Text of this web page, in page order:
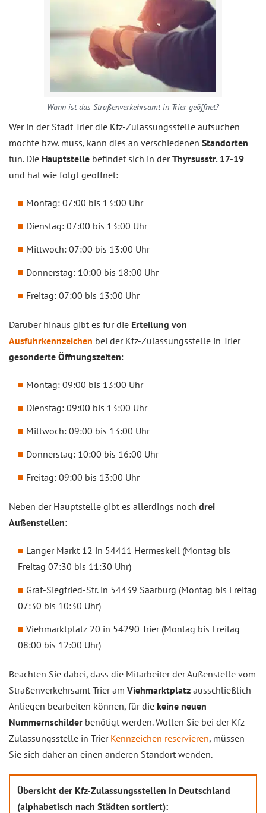
Wann ist das Straßenverkehrsamt in Trier geöffnet?
Wer in der Stadt Trier die Kfz-Zulassungsstelle aufsuchen
möchte bzw. muss, kann dies an verschiedenen Standorten
tun. Die Hauptstelle befindet sich in derThyrsusstr. 17-19
und hat wie folgt geöffnet:
Montag: 07:00 bis 13:00 Uhr
Dienstag: 07:00 bis 13:00 Uhr
Mittwoch: 07:00 bis 13:00 Uhr
Donnerstag: 10:00 bis 18:00 Uhr
Freitag: 07:00 bis 13:00 Uhr
Darüber hinaus gibt es für die Erteilung von
Ausfuhrkennzeichen bei der Kfz-Zulassungsstelle in Trier
gesonderte Öffnungszeiten:
Montag: 09:00 bis 13:00 Uhr
Dienstag: 09:00 bis 13:00 Uhr
Mittwoch: 09:00 bis 13:00 Uhr
Donnerstag: 10:00 bis 16:00 Uhr
Freitag: 09:00 bis 13:00 Uhr
Neben der Hauptstelle gibt es allerdings noch drei
Außenstellen:
Langer Markt 12 in 54411 Hermeskeil (Montag bis
Freitag 07:30 bis 11:30 Uhr)
Graf-Siegfried-Str. in 54439 Saarburg (Montag bis Freitag
07:30 bis 10:30 Uhr)
Viehmarktplatz 20 in 54290 Trier (Montag bis Freitag
08:00 bis 12:00 Uhr)
Beachten Sie dabei, dass die Mitarbeiter der Außenstelle vom
Straßenverkehrsamt Trier am Viehmarktplatz ausschließlich
Anliegen bearbeiten können, für die keine neuen
Nummernschilder benötigt werden. Wollen Sie bei der Kfz-
Zulassungsstelle in Trier Kennzeichen reservieren, müssen
Sie sich daher an einen anderen Standort wenden.
Übersicht der Kfz-Zulassungsstellen in Deutschland
(alphabetisch nach Städten sortiert):